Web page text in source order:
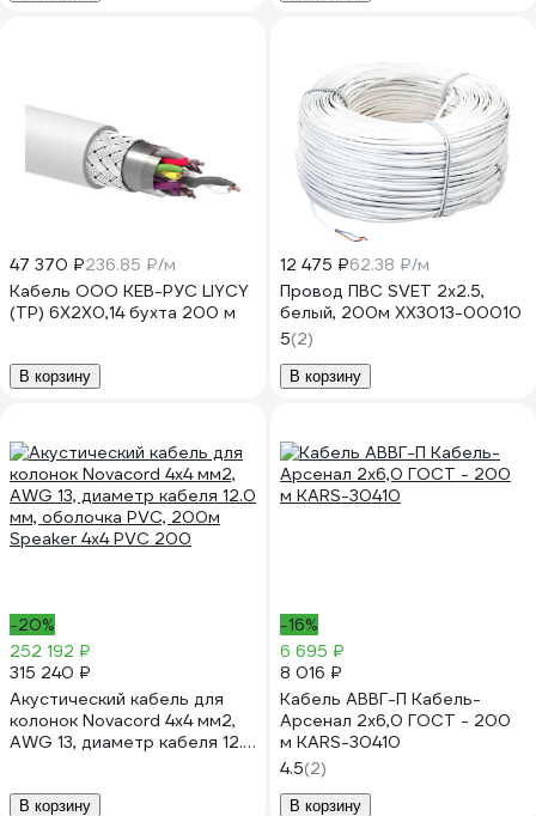
47 370 ₽236.85 ₽/м
Кабель ООО КЕВ-РУС LIYCY
(TP) 6X2X0,14 бухта 200 м
В корзину
12 475 ₽62.38 ₽/м
Провод ПВС SVET 2х2.5,
белый, 200м XX3013-00010
5(2)
В корзину
-20%
252 192 ₽
315 240 ₽
Акустический кабель для
колонок Novacord 4x4 мм2,
AWG 13, диаметр кабеля 12.0
В корзину
-16%
6 695 ₽
8 016 ₽
Кабель АВВГ-П Кабель-
Арсенал 2x6,0 ГОСТ - 200
м KARS-30410
4.5(2)
В корзину